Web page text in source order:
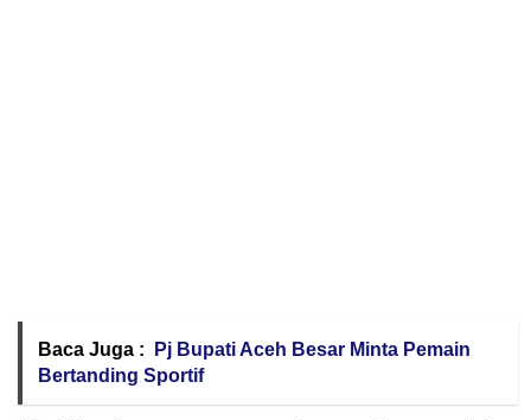
Baca Juga :
Pj Bupati Aceh Besar Minta Pemain
Bertanding Sportif